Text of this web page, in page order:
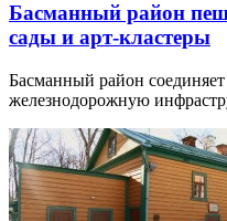
Басманный район
сады и арт-кластеры
Басманный район
железнодорожную